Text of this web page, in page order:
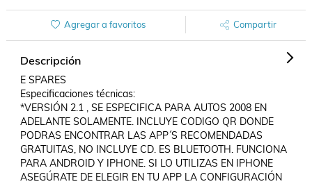
Agregar a favoritos Compartir
Descripción
E SPARES
Especificaciones técnicas:
*VERSIÓN 2.1 , SE ESPECIFICA PARA AUTOS 2008 EN
ADELANTE SOLAMENTE. INCLUYE CODIGO QR DONDE
PODRAS ENCONTRAR LAS APP´S RECOMENDADAS
GRATUITAS, NO INCLUYE CD. ES BLUETOOTH. FUNCIONA
PARA ANDROID Y IPHONE. SI LO UTILIZAS EN IPHONE
ASEGÚRATE DE ELEGIR EN TU APP LA CONFIGURACIÓN